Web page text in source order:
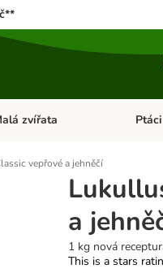
menu: Kočky
zvířata Ptáci
vepřové a jehněčí
a
1 kg nová
This is a stars